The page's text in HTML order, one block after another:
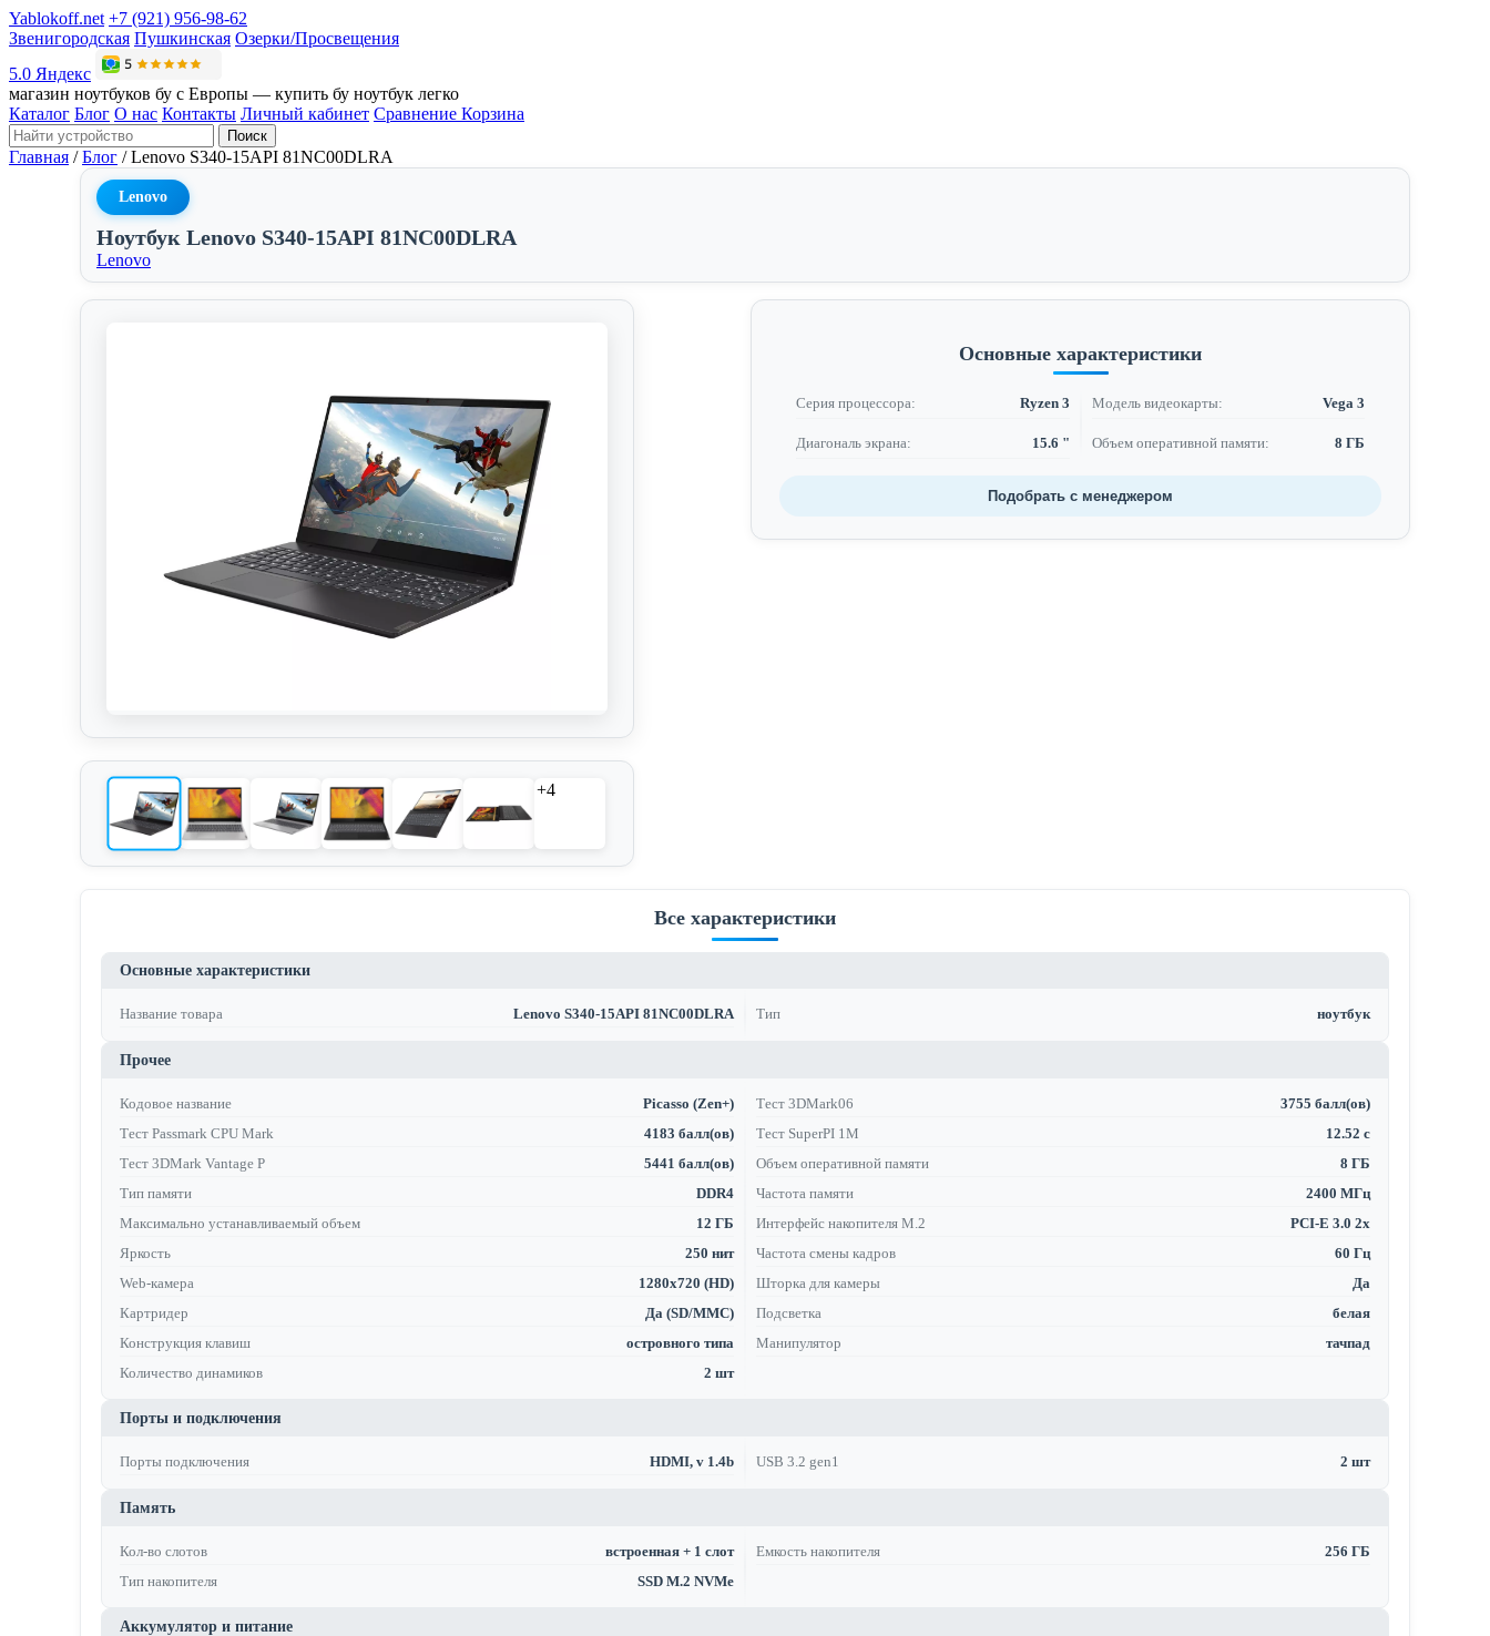
Yablokoff.net +7 (921) 956-98-62
Звенигородская Пушкинская Озерки/Просвещения
5.0 Яндекс
магазин ноутбуков бу с Европы — купить бу ноутбук легко
Каталог Блог О нас Контакты Личный кабинет Сравнение Корзина
Поиск
Главная / Блог / Lenovo S340-15API 81NC00DLRA
Lenovo
Ноутбук Lenovo S340-15API 81NC00DLRA
Lenovo
+4
Основные характеристики
Серия процессора: Ryzen 3 Модель видеокарты: Vega 3
Диагональ экрана: 15.6 " Объем оперативной памяти: 8 ГБ
Подобрать с менеджером
Все характеристики
Основные характеристики
Название товара Lenovo S340-15API 81NC00DLRA Тип ноутбук
Прочее
Кодовое название Picasso (Zen+) Тест 3DMark06
3755 балл(ов)
Тест Passmark CPU Mark
4183 балл(ов) Тест SuperPI 1M
12.52 с
Тест 3DMark Vantage P
5441 балл(ов) Объем оперативной памяти
8 ГБ
Тип памяти
DDR4 Частота памяти
2400 МГц
Максимально устанавливаемый объем
12 ГБ Интерфейс накопителя M.2
PCI-E 3.0 2x
Яркость
250 нит Частота смены кадров
60 Гц
Web-камера
1280x720 (HD) Шторка для камеры
Да
Картридер
Да (SD/MMC) Подсветка
белая
Конструкция клавиш
островного типа Манипулятор
тачпад
Количество динамиков
2 шт
Порты и подключения
Порты подключения HDMI, v 1.4b USB 3.2 gen1 2 шт
Память
Кол-во слотов встроенная + 1 слот Емкость накопителя
256 ГБ
Тип накопителя
SSD M.2 NVMe
Аккумулятор и питание